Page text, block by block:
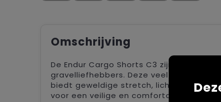
Omschrijving
De Endur Cargo Shorts C3 zijn
gravelliefhebbers. Deze veelzijdige
biedt geweldige stretch,
voor een veilige en comfortabele